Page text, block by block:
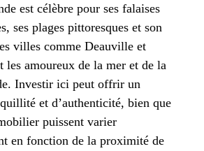
est célèbre pour ses falaises
ses plages pittoresques et son
villes comme Deauville et
amoureux de la mer et de la
Investir ici peut offrir un
et d’authenticité, bien que
puissent varier
en fonction de la proximité de